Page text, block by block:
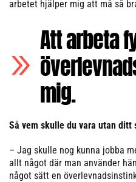
arbetet hjälper mig att må så
Att arbeta
mig.
Så vem skulle du vara utan ditt
– Jag skulle nog kunna jobba
allt något där man använder
något sätt en